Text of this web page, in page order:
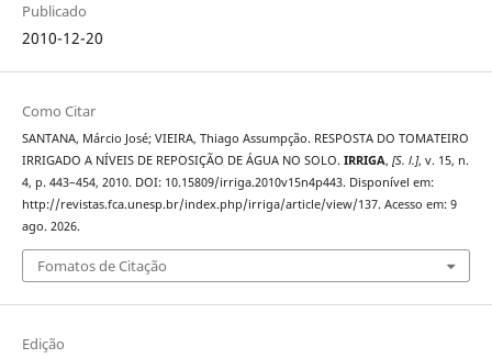
Publicado
2010-12-20
Como Citar
SANTANA, Márcio José; VIEIRA, Thiago Assumpção. RESPOSTA DO TOMATEIRO
IRRIGADO A NÍVEIS DE REPOSIÇÃO DE ÁGUA NO SOLO. IRRIGA, [S. l.], v. 15, n.
4, p. 443–454, 2010. DOI: 10.15809/irriga.2010v15n4p443. Disponível em:
http://revistas.fca.unesp.br/index.php/irriga/article/view/137. Acesso em: 9
ago. 2026.
Fomatos de Citação
Edição